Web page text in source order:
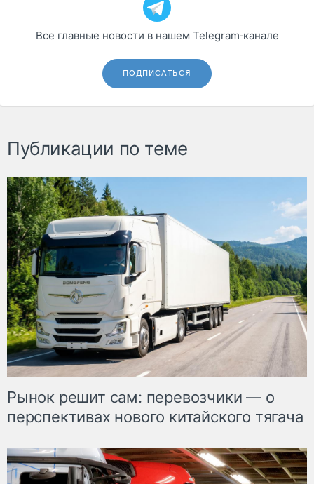
Все главные новости в нашем Telegram‑канале
ПОДПИСАТЬСЯ
Публикации по теме
Рынок решит сам: перевозчики — о
перспективах нового китайского тягача